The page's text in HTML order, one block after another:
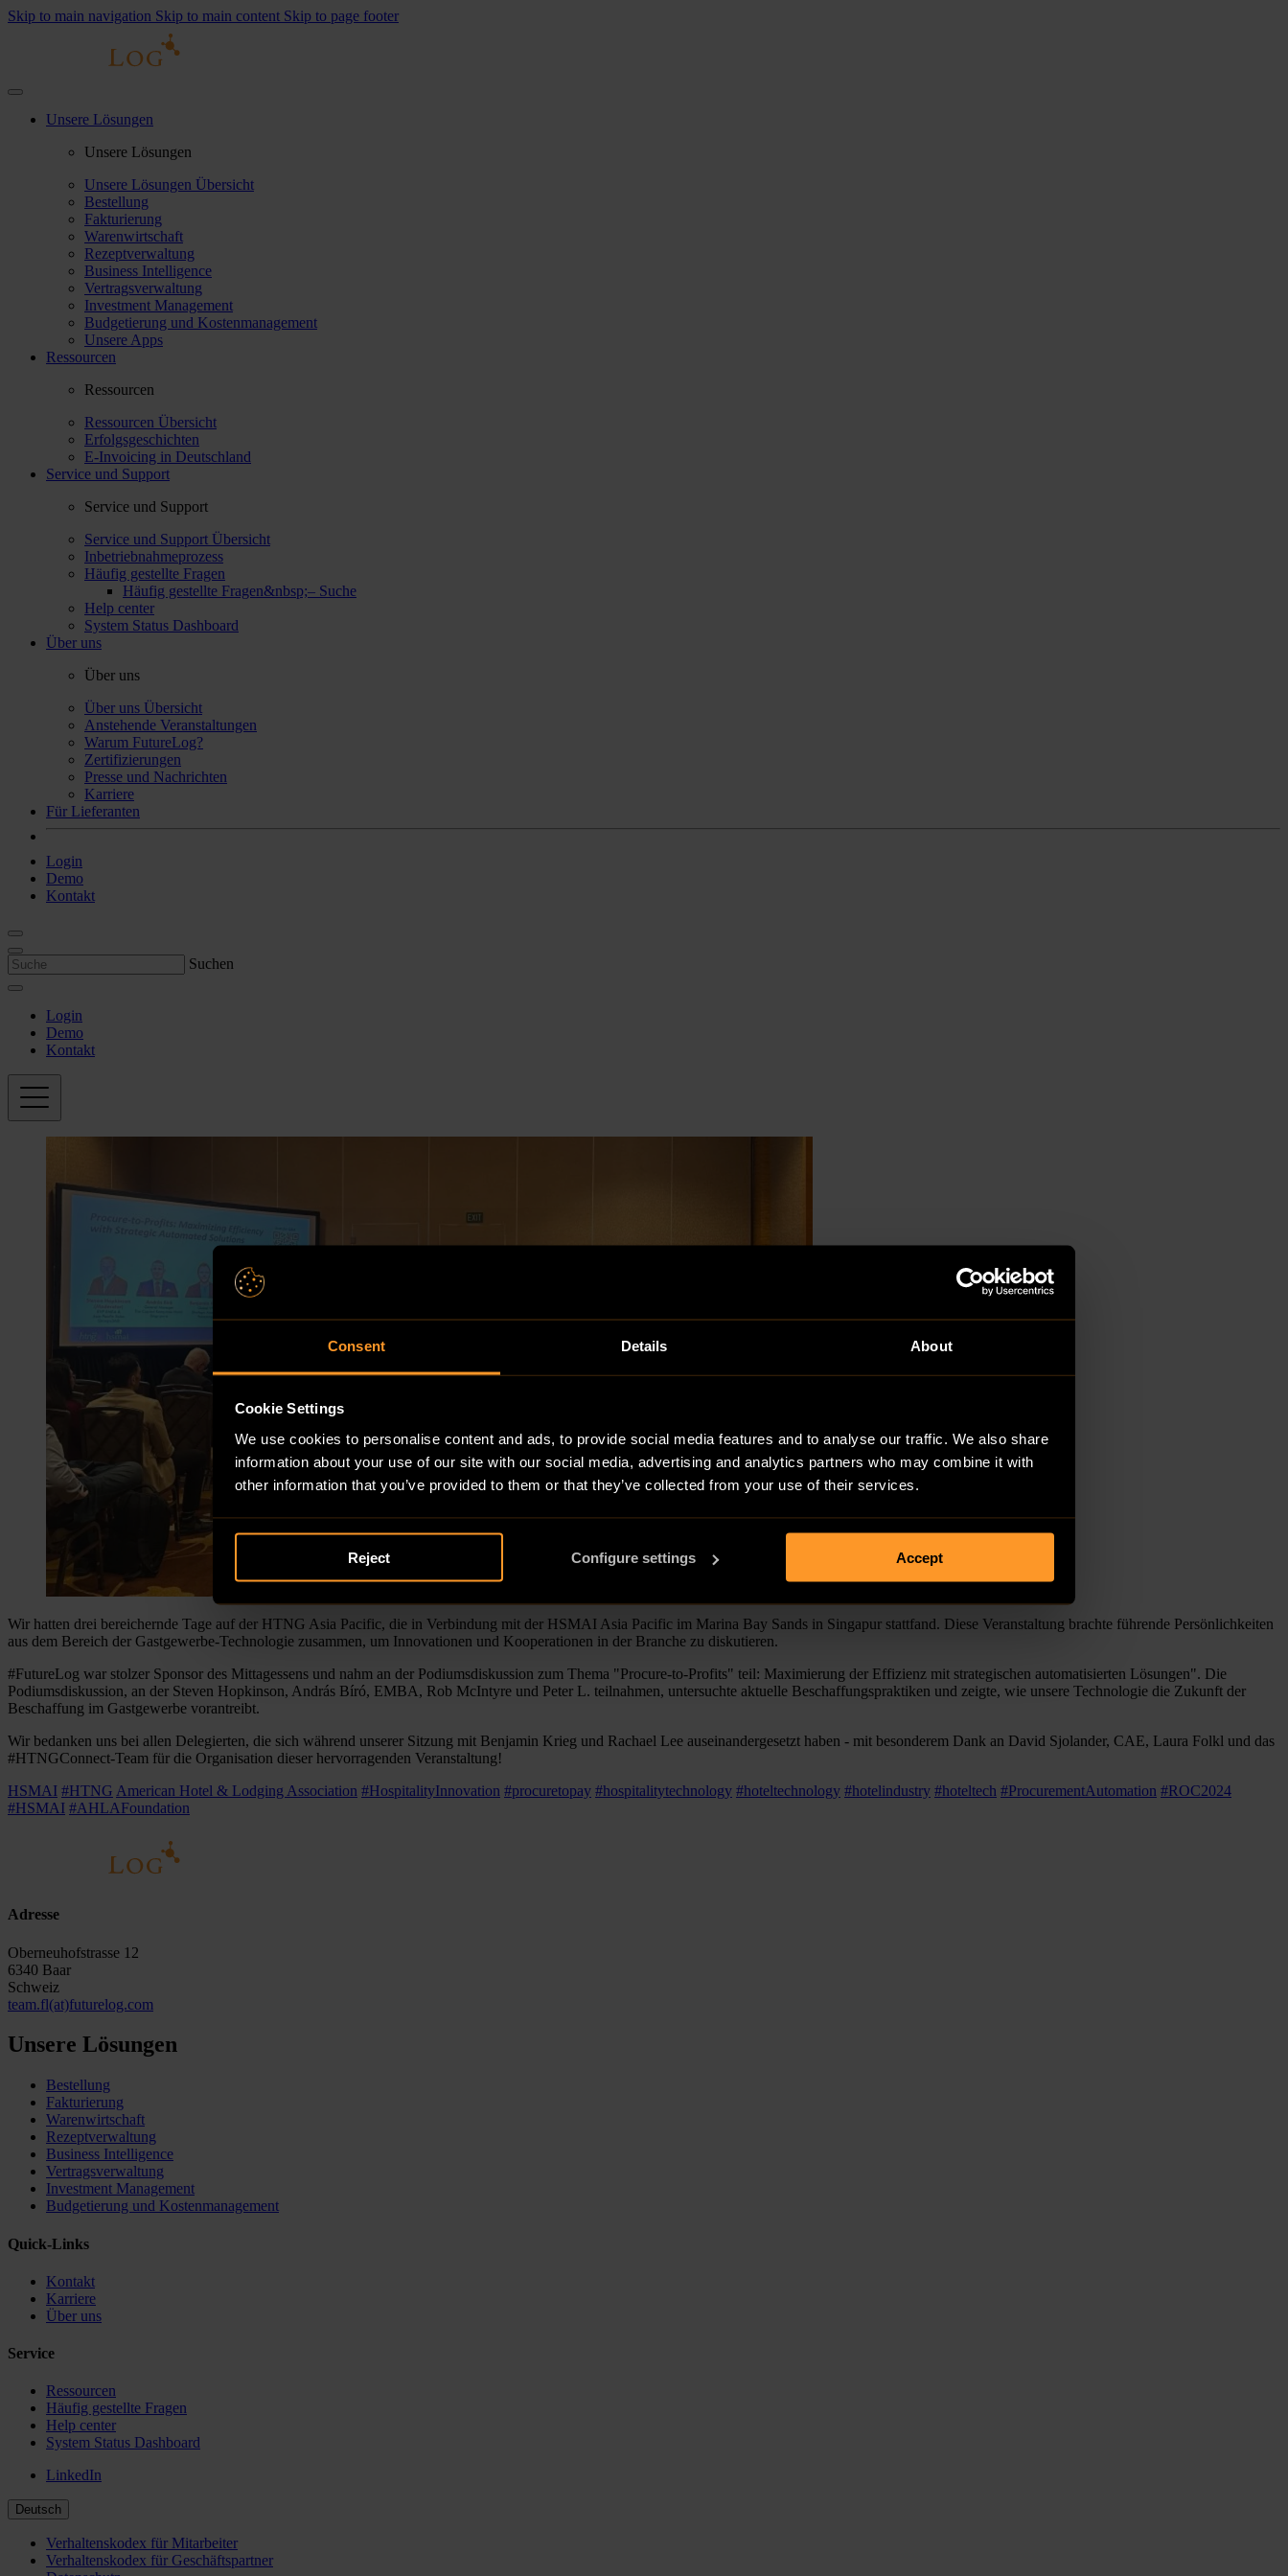
Consent Details About
Cookie Settings
We use cookies to personalise content and ads, to provide social media features and to analyse our traffic. We also share
information about your use of our site with our social media, advertising and analytics partners who may combine it with
other information that you’ve provided to them or that they’ve collected from your use of their services.
Reject Configure settings Accept
Skip to main navigation Skip to main content Skip to page footer
Unsere Lösungen
Unsere Lösungen
Unsere Lösungen Übersicht
Bestellung
Fakturierung
Warenwirtschaft
Rezeptverwaltung
Business Intelligence
Vertragsverwaltung
Investment Management
Budgetierung und Kostenmanagement
Unsere Apps
Ressourcen
Ressourcen
Ressourcen Übersicht
Erfolgsgeschichten
E-Invoicing in Deutschland
Service und Support
Service und Support
Service und Support Übersicht
Inbetriebnahmeprozess
Häufig gestellte Fragen
Häufig gestellte Fragen&nbsp;– Suche
Help center
System Status Dashboard
Über uns
Über uns
Über uns Übersicht
Anstehende Veranstaltungen
Warum FutureLog?
Zertifizierungen
Presse und Nachrichten
Karriere
Für Lieferanten
Login
Demo
Kontakt
Suchen
Login
Demo
Kontakt
Wir hatten drei bereichernde Tage auf der HTNG Asia Pacific, die in Verbindung mit der HSMAI Asia Pacific im Marina Bay Sands in Singapur stattfand. Diese Veranstaltung brachte führende Persönlichkeiten
aus dem Bereich der Gastgewerbe-Technologie zusammen, um Innovationen und Kooperationen in der Branche zu diskutieren.
#FutureLog war stolzer Sponsor des Mittagessens und nahm an der Podiumsdiskussion zum Thema "Procure-to-Profits" teil: Maximierung der Effizienz mit strategischen automatisierten Lösungen". Die
Podiumsdiskussion, an der Steven Hopkinson, András Bíró, EMBA, Rob McIntyre und Peter L. teilnahmen, untersuchte aktuelle Beschaffungspraktiken und zeigte, wie unsere Technologie die Zukunft der
Beschaffung im Gastgewerbe vorantreibt.
Wir bedanken uns bei allen Delegierten, die sich während unserer Sitzung mit Benjamin Krieg und Rachael Lee auseinandergesetzt haben - mit besonderem Dank an David Sjolander, CAE, Laura Folkl und das
#HTNGConnect-Team für die Organisation dieser hervorragenden Veranstaltung!
HSMAI #HTNG American Hotel & Lodging Association #HospitalityInnovation #procuretopay #hospitalitytechnology #hoteltechnology #hotelindustry #hoteltech #ProcurementAutomation #ROC2024
#HSMAI #AHLAFoundation
Adresse
Oberneuhofstrasse 12
6340 Baar
Schweiz
team.fl(at)futurelog.com
Unsere Lösungen
Bestellung
Fakturierung
Warenwirtschaft
Rezeptverwaltung
Business Intelligence
Vertragsverwaltung
Investment Management
Budgetierung und Kostenmanagement
Quick-Links
Kontakt
Karriere
Über uns
Service
Ressourcen
Häufig gestellte Fragen
Help center
System Status Dashboard
LinkedIn
Deutsch
Verhaltenskodex für Mitarbeiter
Verhaltenskodex für Geschäftspartner